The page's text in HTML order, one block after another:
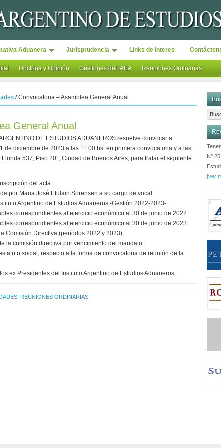
Aduanera Jurisprudencia Links de Interes
Doctrina y Opinión Gestiones del IAEA Reuniones Ordinarias
/Convocatoria – Asamblea General Anual
General Anual
DE ESTUDIOS ADUANEROS resuelve convocar a
de diciembre de 2023 a las 11:00 hs. en primera convocatoria y a las
537, Piso 20°, Ciudad de Buenos Aires, para tratar el siguiente
del acta.
por Maria José Etulain Sorensen a su cargo de vocal.
Argentino de Estudios Aduaneros -Gestión 2022-2023-
correspondientes al ejercicio económico al 30 de junio de 2022.
correspondientes al ejercicio económico al 30 de junio de 2023.
Comisión Directiva (períodos 2022 y 2023).
la comisión directiva por vencimiento del mandato.
social, respecto a la forma de convocatoria de reunión de la
ex Presidentes del Instituto Argentino de Estudios Aduaneros.
REUNIONES ORDINARIAS
N°
[ver